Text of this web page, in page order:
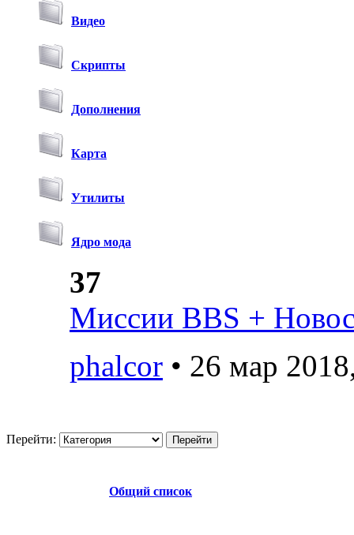
Видео
Скрипты
Дополнения
Карта
Утилиты
Ядро мода
37
Миссии BBS +
phalcor • 26 мар
Перейти:
Общий список